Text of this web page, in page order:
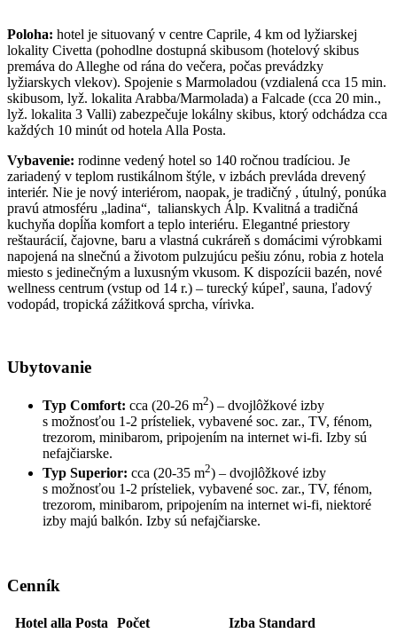
Poloha: hotel je situovaný v centre Caprile, 4 km od lyžiarskej
lokality Civetta (pohodlne dostupná skibusom (hotelový skibus
premáva do Alleghe od rána do večera, počas prevádzky
lyžiarskych vlekov). Spojenie s Marmoladou (vzdialená cca 15 min.
skibusom, lyž. lokalita Arabba/Marmolada) a Falcade (cca 20 min.,
lyž. lokalita 3 Valli) zabezpečuje lokálny skibus, ktorý odchádza cca
každých 10 minút od hotela Alla Posta.
Vybavenie: rodinne vedený hotel so 140 ročnou tradíciou. Je
zariadený v teplom rustikálnom štýle, v izbách prevláda drevený
interiér. Nie je nový interiérom, naopak, je tradičný , útulný, ponúka
pravú atmosféru „ladina“, talianskych Álp. Kvalitná a tradičná
kuchyňa dopĺňa komfort a teplo interiéru. Elegantné priestory
reštaurácií, čajovne, baru a vlastná cukráreň s domácimi výrobkami
napojená na slnečnú a životom pulzujúcu pešiu zónu, robia z hotela
miesto s jedinečným a luxusným vkusom. K dispozícii bazén, nové
wellness centrum (vstup od 14 r.) – turecký kúpeľ, sauna, ľadový
vodopád, tropická zážitková sprcha, vírivka.
Ubytovanie
Typ Comfort: cca (20-26 m2) – dvojlôžkové izby
s možnosťou 1-2 prísteliek, vybavené soc. zar., TV, fénom,
trezorom, minibarom, pripojením na internet wi-fi. Izby sú
nefajčiarske.
Typ Superior: cca (20-35 m2) – dvojlôžkové izby
s možnosťou 1-2 prísteliek, vybavené soc. zar., TV, fénom,
trezorom, minibarom, pripojením na internet wi-fi, niektoré
izby majú balkón. Izby sú nefajčiarske.
Cenník
Hotel alla Posta Počet
Izba Standard